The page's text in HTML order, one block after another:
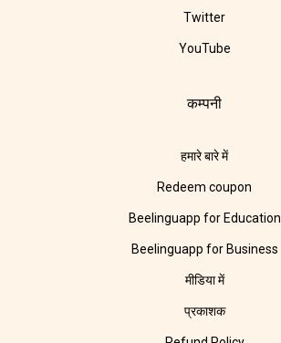
Twitter
YouTube
कम्पनी
हमारे बारे में
Redeem coupon
Beelinguapp for Education
Beelinguapp for Business
मीडिया में
प्रकाशक